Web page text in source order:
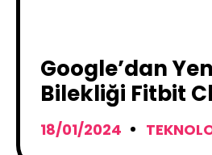
Google’dan
Bilekliği Fitbit
İle Karşımıza
18/01/2024